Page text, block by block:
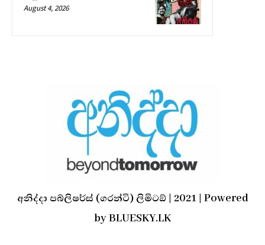
August 4, 2026
අනිද්දා පබ්ලිෂර්ස් (ගරන්ටි) ලිමිටඞ් | 2021 | Powered
by BLUESKY.LK